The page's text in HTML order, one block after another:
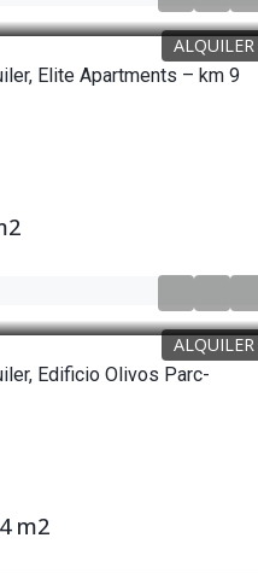
ALQUILER
Elite Apartments – km 9
ALQUILER
Edificio Olivos Parc-
m2